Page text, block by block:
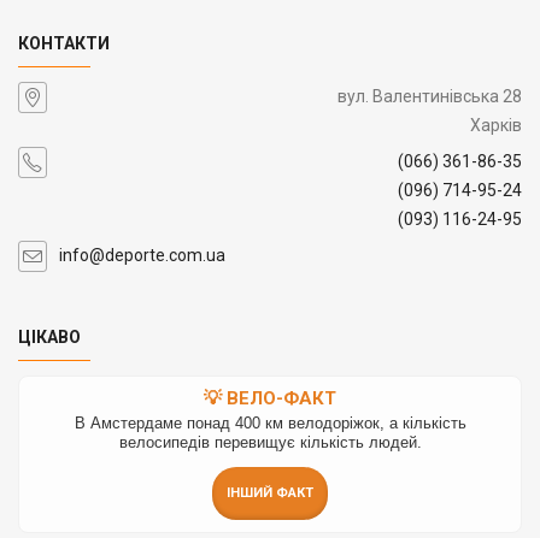
КОНТАКТИ
вул. Валентинівська 28
Харків
(066) 361-86-35
(096) 714-95-24
(093) 116-24-95
info@deporte.com.ua
ЦІКАВО
💡 ВЕЛО-ФАКТ
В Амстердаме понад 400 км велодоріжок, а кількість
велосипедів перевищує кількість людей.
ІНШИЙ ФАКТ